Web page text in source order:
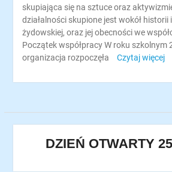
skupiająca się na sztuce oraz
działalności skupione jest wokół
żydowskiej, oraz jej obecności we
Początek współpracy W roku szkolnym
organizacja rozpoczęła
Czytaj więcej
DZIEŃ OTWARTY